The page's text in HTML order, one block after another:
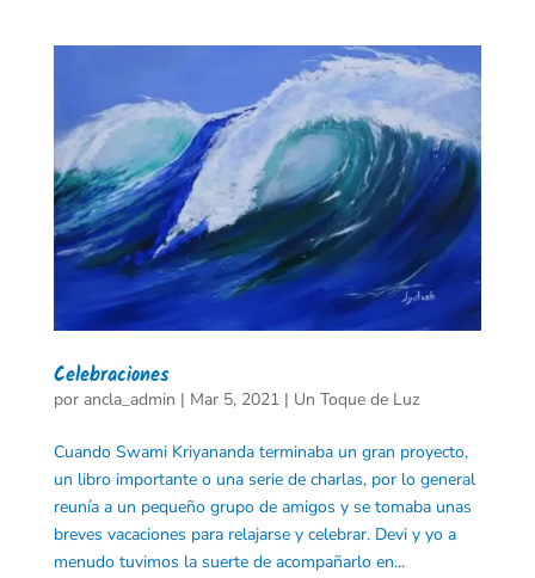
Celebraciones
por ancla_admin | Mar 5, 2021| Un Toque de Luz
Cuando Swami Kriyananda terminaba un gran proyecto,
un libro importante o una serie de charlas, por lo general
reunía a un pequeño grupo de amigos y se tomaba unas
breves vacaciones para relajarse y celebrar. Devi y yo a
menudo tuvimos la suerte de acompañarlo en...